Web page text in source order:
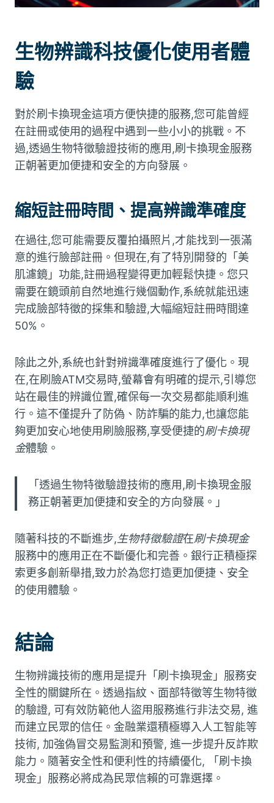
生物辨識科技優化使用者體
驗
對於刷卡換現金這項方便快捷的服務,您可能曾經
在註冊或使用的過程中遇到一些小小的挑戰。不
過,透過生物特徵驗證技術的應用,刷卡換現金服務
正朝著更加便捷和安全的方向發展。
縮短註冊時間、提高辨識準確度
在過往,您可能需要反覆拍攝照片,才能找到一張滿
意的進行臉部註冊。但現在,有了特別開發的「美
肌濾鏡」功能,註冊過程變得更加輕鬆快捷。您只
需要在鏡頭前自然地進行幾個動作,系統就能迅速
完成臉部特徵的採集和驗證,大幅縮短註冊時間達
50%。
除此之外,系統也針對辨識準確度進行了優化。現
在,在刷臉ATM交易時,螢幕會有明確的提示,引導您
站在最佳的辨識位置,確保每一次交易都能順利進
行。這不僅提升了防偽、防詐騙的能力,也讓您能
夠更加安心地使用刷臉服務,享受便捷的刷卡換現
金體驗。
「透過生物特徵驗證技術的應用,刷卡換現金服
務正朝著更加便捷和安全的方向發展。」
隨著科技的不斷進步,生物特徵驗證在刷卡換現金
服務中的應用正在不斷優化和完善。銀行正積極探
索更多創新舉措,致力於為您打造更加便捷、安全
的使用體驗。
結論
生物辨識技術的應用是提升「刷卡換現金」服務安
全性的關鍵所在。透過指紋、面部特徵等生物特徵
的驗證, 可有效防範他人盜用服務進行非法交易, 進
而建立民眾的信任。金融業還積極導入人工智能等
技術, 加強偽冒交易監測和預警, 進一步提升反詐欺
能力。隨著安全性和便利性的持續優化, 「刷卡換
現金」服務必將成為民眾信賴的可靠選擇。